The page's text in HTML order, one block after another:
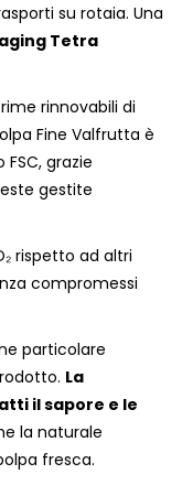
su rotaia. Una
Tetra
rinnovabili di
Fine Valfrutta è
grazie
gestite
rispetto ad altri
compromessi
particolare
La
il sapore e le
la naturale
fresca.